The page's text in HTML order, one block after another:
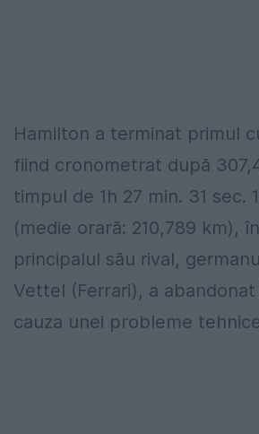
Hamilton a terminat primul
fiind cronometrat după
timpul de 1h 27 min. 31 sec.
(medie orară: 210,789 km),
principalul său rival,
Vettel (Ferrari), a
cauza unei probleme